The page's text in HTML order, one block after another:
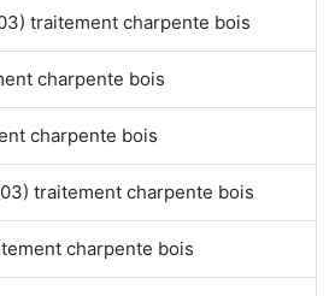
traitement charpente bois
charpente bois
charpente bois
traitement charpente bois
charpente bois